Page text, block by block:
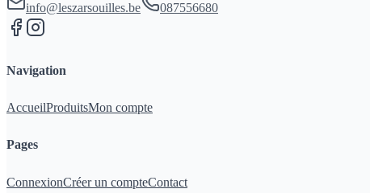
info@leszarsouilles.be 087556680
Navigation
AccueilProduitsMon compte
Pages
ConnexionCréer un compteContact